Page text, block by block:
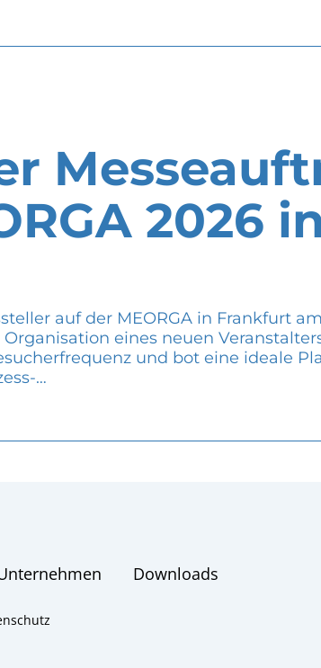
2026 in
auf der MEORGA in Frankfurt
eines neuen
und bot eine ideale
…
Downloads